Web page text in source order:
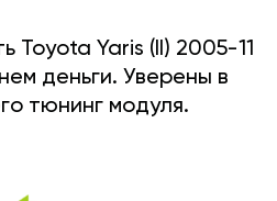
Toyota Yaris (II) 2005-11
деньги. Уверены в
тюнинг модуля.